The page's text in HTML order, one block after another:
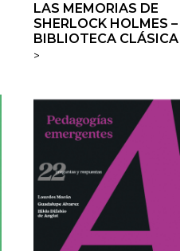
LAS MEMORIAS DE
SHERLOCK HOLMES –
BIBLIOTECA CLÁSICA
>